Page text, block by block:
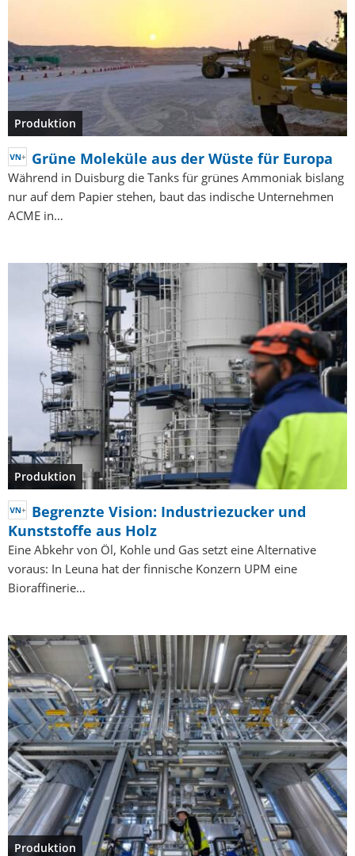
Produktion
Grüne Moleküle aus der Wüste für Europa
Während in Duisburg die Tanks für grünes Ammoniak bislang
nur auf dem Papier stehen, baut das indische Unternehmen
ACME in…
Produktion
Begrenzte Vision: Industriezucker und
Kunststoffe aus Holz
Eine Abkehr von Öl, Kohle und Gas setzt eine Alternative
voraus: In Leuna hat der finnische Konzern UPM eine
Bioraffinerie…
Produktion